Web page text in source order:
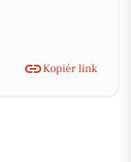
Kopiér link